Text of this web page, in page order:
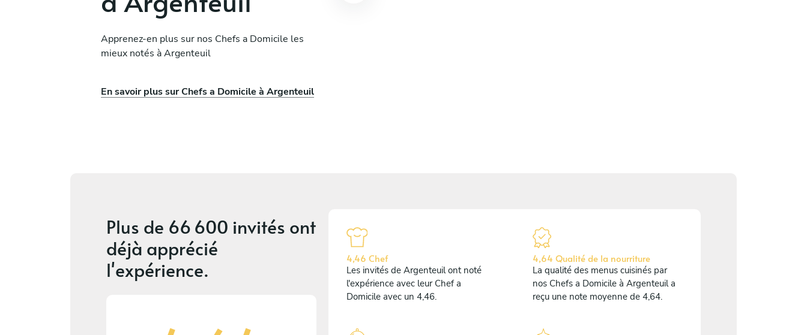
Apprenez-en plus sur nos Chefs a Domicile les
mieux notés à Argenteuil
En savoir plus sur Chefs a Domicile à Argenteuil
Philippe Saker
Paris
Plus de 66 600 invités ont
déjà apprécié
l'expérience.
4,46 Chef
Les invités de Argenteuil ont noté
l'expérience avec leur Chef a
Domicile avec un 4,46.
4,64 Qualité de la nourriture
La qualité des menus cuisinés par
nos Chefs a Domicile à Argenteuil a
reçu une note moyenne de 4,64.